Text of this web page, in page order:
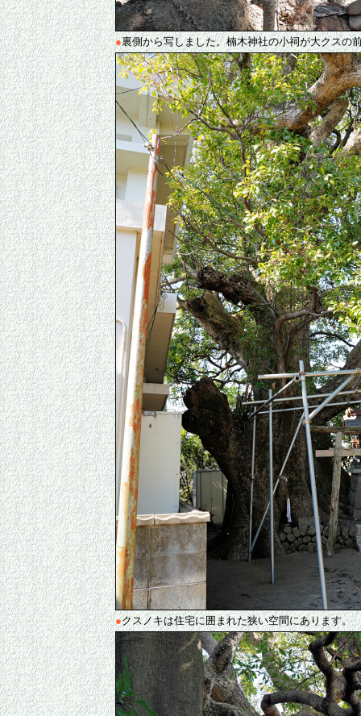
●裏側から写しました。楠木神社の小祠が大クスの
●クスノキは住宅に囲まれた狭い空間にあります。